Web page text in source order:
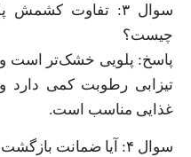
سوال ۳: تفاوت کشمش
چیست؟
پاسخ: پلویی خشک‌تر است و
تیزابی رطوبت کمی دارد و
غذایی مناسب است.
سوال ۴: آیا ضمانت بازگشت دارید؟